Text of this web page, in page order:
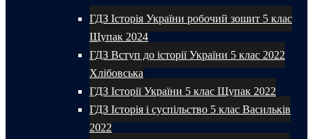
ГДЗ Історія України робочий зошит 5 клас
Щупак 2024
ГДЗ Вступ до історії України 5 клас 2022
Хлібовська
ГДЗ Історії України 5 клас Щупак 2022
ГДЗ Історія і суспільство 5 клас Васильків
2022